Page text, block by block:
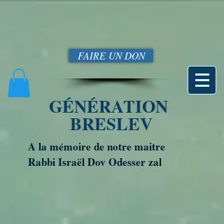
FAIRE UN DON
GÉNÉRATION
BRESLEV
A la mémoire de notre maitre
Rabbi Israël Dov Odesser zal